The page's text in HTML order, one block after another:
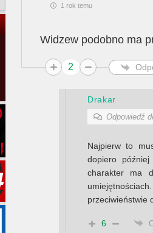
1 rok temu
Widzew podobno ma
2
Drakar
Odpowiedź
Najpierw to
dopiero
charakter ma
przeciwieństwie
6